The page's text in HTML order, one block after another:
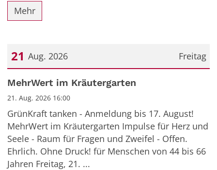
Mehr
Freitag
21 Aug. 2026
Datum: 21. August 2026
MehrWert im Kräutergarten
21. Aug. 2026 16:00
GrünKraft tanken - Anmeldung bis 17. August!
MehrWert im Kräutergarten Impulse für Herz und
Seele - Raum für Fragen und Zweifel - Offen.
Ehrlich. Ohne Druck! für Menschen von 44 bis 66
Jahren Freitag, 21. ...